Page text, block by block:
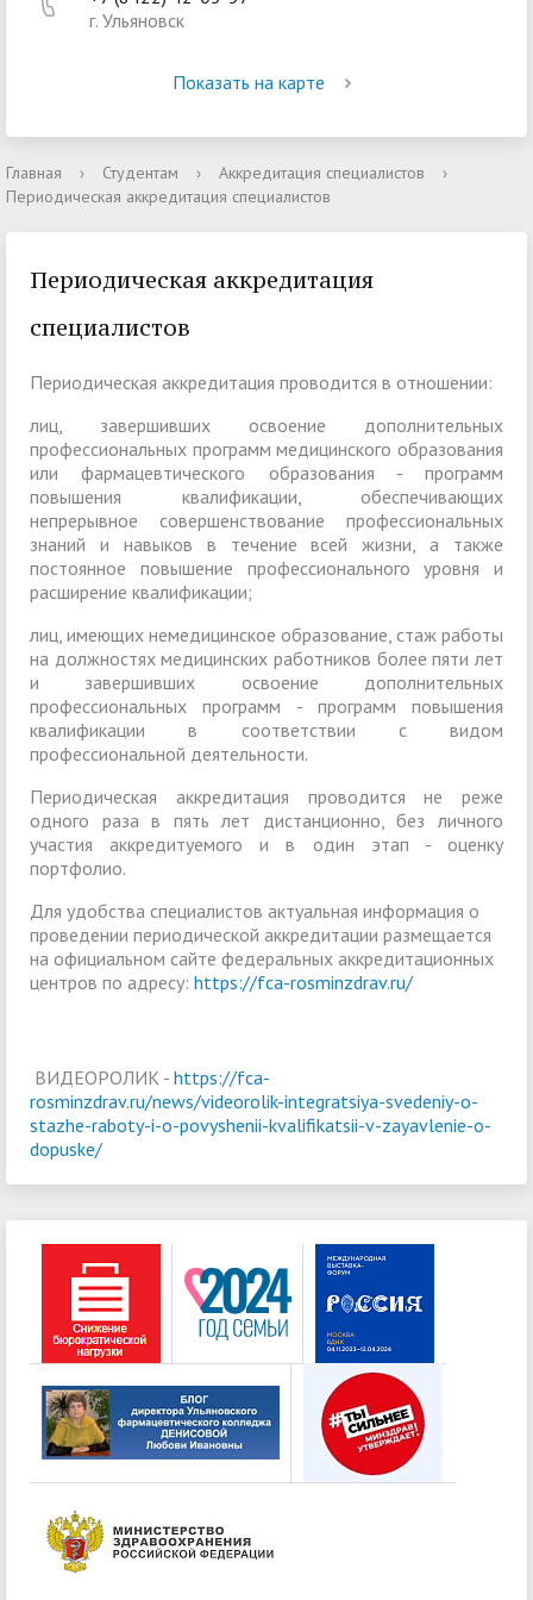
г. Ульяновск
Показать на карте
Главная › Студентам › Аккредитация специалистов
›
Периодическая аккредитация специалистов
Периодическая аккредитация
специалистов
Периодическая аккредитация проводится в отношении:
лиц, завершивших освоение дополнительных
профессиональных программ медицинского образования
или фармацевтического образования - программ
повышения квалификации, обеспечивающих
непрерывное совершенствование профессиональных
знаний и навыков в течение всей жизни, а также
постоянное повышение профессионального уровня и
расширение квалификации;
лиц, имеющих немедицинское образование, стаж работы
на должностях медицинских работников более пяти лет
и завершивших освоение дополнительных
профессиональных программ - программ повышения
квалификации в соответствии с видом
профессиональной деятельности.
Периодическая аккредитация проводится не реже
одного раза в пять лет дистанционно, без личного
участия аккредитуемого и в один этап - оценку
портфолио.
Для удобства специалистов актуальная информация о
проведении периодической аккредитации размещается
на официальном сайте федеральных аккредитационных
центров по адресу: https://fca-rosminzdrav.ru/
ВИДЕОРОЛИК - https://fca-
rosminzdrav.ru/news/videorolik-integratsiya-svedeniy-o-
stazhe-raboty-i-o-povyshenii-kvalifikatsii-v-zayavlenie-o-
dopuske/